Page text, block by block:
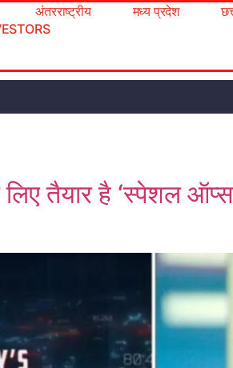
अंतरराष्ट्रीय मध्य प्रदेश
तैयार है ‘स्पेशल